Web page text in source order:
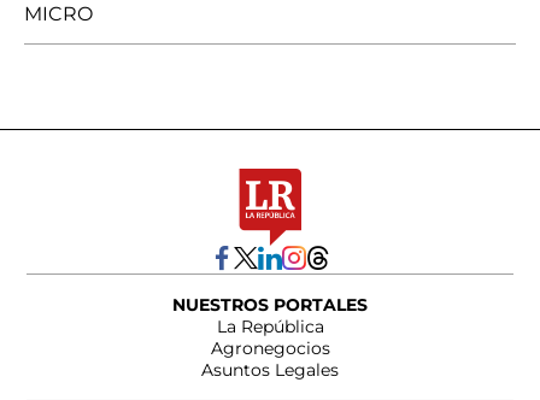
MICRO
NUESTROS PORTALES
La República
Agronegocios
Asuntos Legales